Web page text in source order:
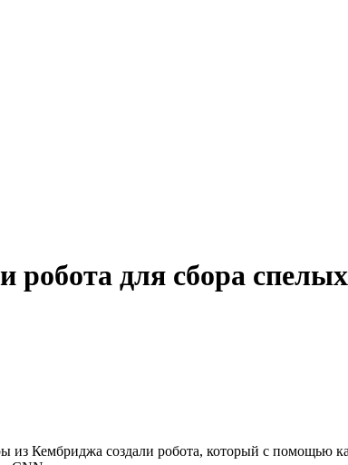
робота для сбора
из Кембриджа создали робота, который с помощью